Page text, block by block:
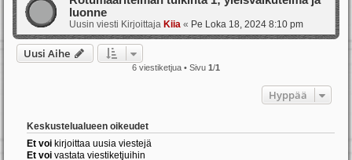
luonne
Uusin viesti Kirjoittaja Kiia « Pe Loka 18, 2024 8:10 pm
Uusi Aihe
6 viestiketjua • Sivu 1/1
Hyppää
Keskustelualueen oikeudet
Et voi kirjoittaa uusia viestejä
Et voi vastata viestiketjuihin